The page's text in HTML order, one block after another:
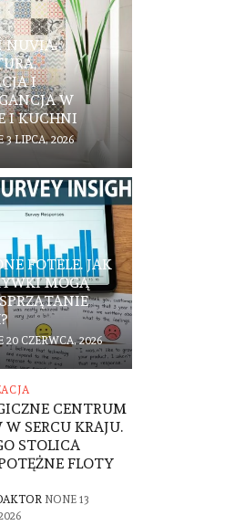
NUVIA:
I
W
I KUCHNI
3 LIPCA, 2026
FOTELE. JAK
MOGĄ
20 CZERWCA, 2026
CENTRUM
W SERCU KRAJU.
STOLICA
FLOTY
NONE 13